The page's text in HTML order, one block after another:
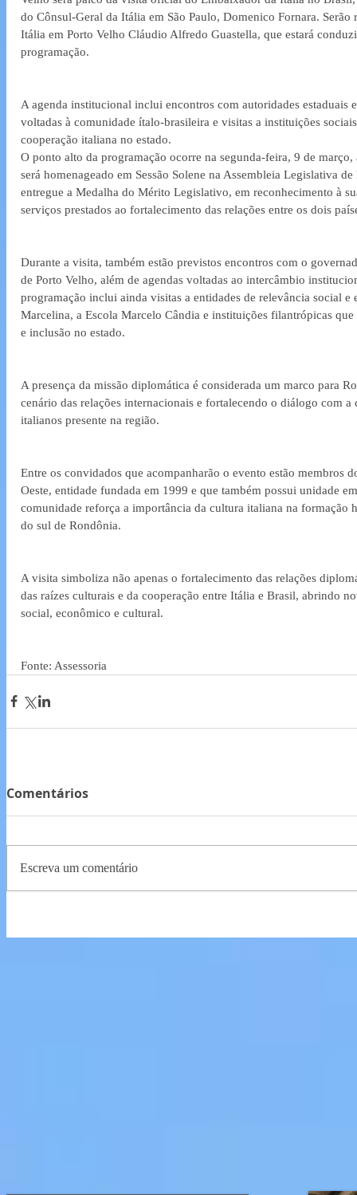
do Cônsul-Geral da Itália em São Paulo, Domenico Fornara.
Itália em Porto Velho Cláudio Alfredo Guastella, que estará
programação.
A agenda institucional inclui encontros com autoridades estaduais
voltadas à comunidade ítalo-brasileira e visitas a instituições
cooperação italiana no estado.
O ponto alto da programação ocorre na segunda-feira, 9 de
será homenageado em Sessão Solene na Assembleia Legislativa
entregue a Medalha do Mérito Legislativo, em reconhecimento à
serviços prestados ao fortalecimento das relações entre os dois
Durante a visita, também estão previstos encontros com o
de Porto Velho, além de agendas voltadas ao intercâmbio
programação inclui ainda visitas a entidades de relevância social
Marcelina, a Escola Marcelo Cândia e instituições filantrópicas
e inclusão no estado.
A presença da missão diplomática é considerada um marco para
cenário das relações internacionais e fortalecendo o diálogo com
italianos presente na região.
Entre os convidados que acompanharão o evento estão membros
Oeste, entidade fundada em 1999 e que também possui unidade
comunidade reforça a importância da cultura italiana na formação
do sul de Rondônia.
A visita simboliza não apenas o fortalecimento das relações
das raízes culturais e da cooperação entre Itália e Brasil, abrindo
social, econômico e cultural.
Fonte: Assessoria
Comentários
Escreva um comentário